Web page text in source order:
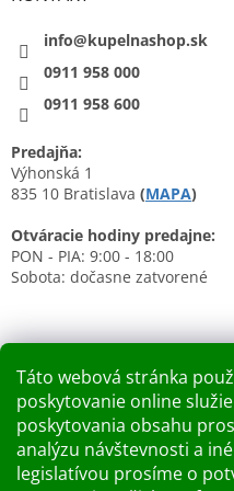
Táto webová stránka
poskytovanie online
poskytovania obsahu
analýzu návštevnosti a
legislatívou prosíme o
info@kupelnashop.sk
0911 958 000
0911 958 600
Predajňa:
Výhonská 1
835 10 Bratislava (MAPA)
Otváracie hodiny predajne:
PON - PIA: 9:00 - 18:00
Sobota: dočasne zatvorené
Nákupný košík
0